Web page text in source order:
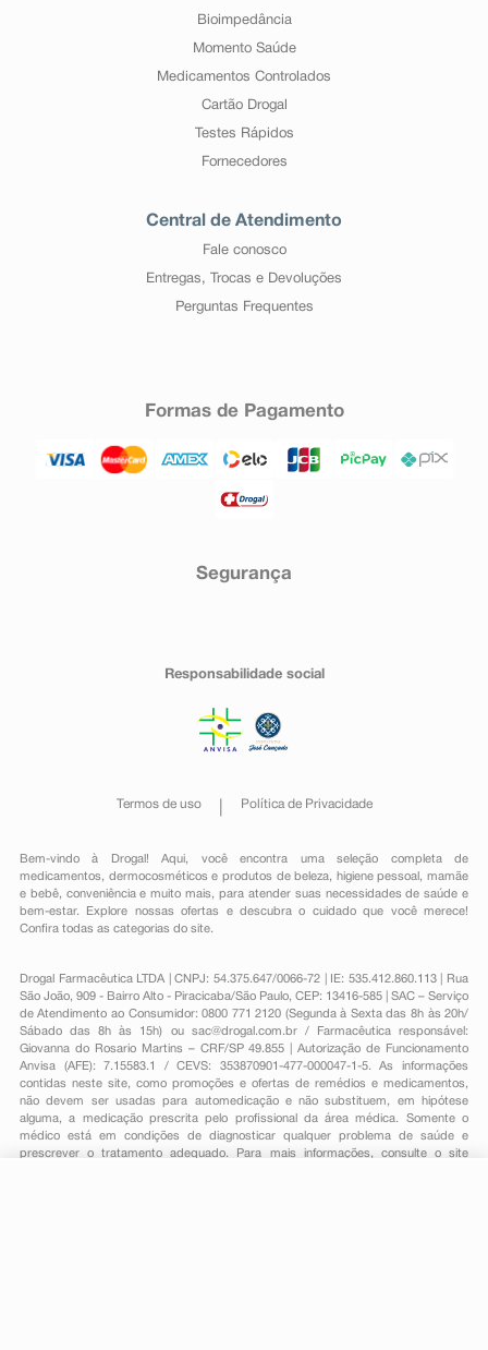
Bioimpedância
Momento Saúde
Medicamentos Controlados
Cartão Drogal
Testes Rápidos
Fornecedores
Central de Atendimento
Fale conosco
Entregas, Trocas e Devoluções
Perguntas Frequentes
Formas de Pagamento
Segurança
Responsabilidade social
Termos de uso Política de Privacidade
Bem-vindo à Drogal! Aqui, você encontra uma seleção completa de
medicamentos , dermocosméticos e produtos de beleza, higiene pessoal ,mamãe
e bebê, conveniênciae muito mais, para atender suas necessidades de saúde e
bem-estar. Explore nossas ofertas e descubra o cuidado que você merece!
Confira todas as categorias do site.
Drogal Farmacêutica LTDA | CNPJ: 54.375.647/0066-72 | IE: 535.412.860.113 | Rua
São João, 909 - Bairro Alto - Piracicaba/São Paulo, CEP: 13416-585 | SAC – Serviço
de Atendimento ao Consumidor: 0800 771 2120 (Segunda à Sexta das 8h às 20h/
Sábado das 8h às 15h) ou sac@drogal.com.br/ Farmacêutica responsável:
Giovanna do Rosario Martins – CRF/SP 49.855 | Autorização de Funcionamento
Anvisa (AFE): 7.15583.1 / CEVS: 353870901-477-000047-1-5. As informações
contidas neste site, como promoções e ofertas de remédios e medicamentos,
não devem ser usadas para automedicação e não substituem, em hipótese
alguma, a medicação prescrita pelo profissional da área médica. Somente o
médico está em condições de diagnosticar qualquer problema de saúde e
prescrever o tratamento adequado. Para mais informações, consulte o site